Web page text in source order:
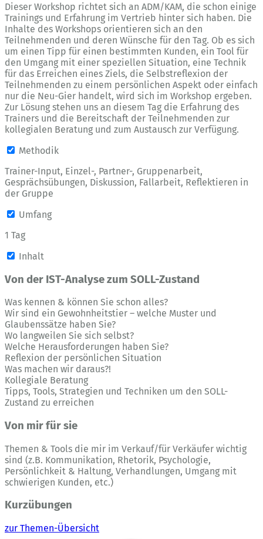
Dieser Workshop richtet sich an ADM/KAM, die schon einige
Trainings und Erfahrung im Vertrieb hinter sich haben. Die
Inhalte des Workshops orientieren sich an den
Teilnehmenden und deren Wünsche für den Tag. Ob es sich
um einen Tipp für einen bestimmten Kunden, ein Tool für
den Umgang mit einer speziellen Situation, eine Technik
für das Erreichen eines Ziels, die Selbstreflexion der
Teilnehmenden zu einem persönlichen Aspekt oder einfach
nur die Neu-Gier handelt, wird sich im Workshop ergeben.
Zur Lösung stehen uns an diesem Tag die Erfahrung des
Trainers und die Bereitschaft der Teilnehmenden zur
kollegialen Beratung und zum Austausch zur Verfügung.
Methodik
Trainer-Input, Einzel-, Partner-, Gruppenarbeit,
Gesprächsübungen, Diskussion, Fallarbeit, Reflektieren in
der Gruppe
Umfang
1 Tag
Inhalt
Von der IST-Analyse zum SOLL-Zustand
Was kennen & können Sie schon alles?
Wir sind ein Gewohnheitstier – welche Muster und
Glaubenssätze haben Sie?
Wo langweilen Sie sich selbst?
Welche Herausforderungen haben Sie?
Reflexion der persönlichen Situation
Was machen wir daraus?!
Kollegiale Beratung
Tipps, Tools, Strategien und Techniken um den SOLL-
Zustand zu erreichen
Von mir für sie
Themen & Tools die mir im Verkauf/für Verkäufer wichtig
sind (z.B. Kommunikation, Rhetorik, Psychologie,
Persönlichkeit & Haltung, Verhandlungen, Umgang mit
schwierigen Kunden, etc.)
Kurzübungen
zur Themen-Übersicht